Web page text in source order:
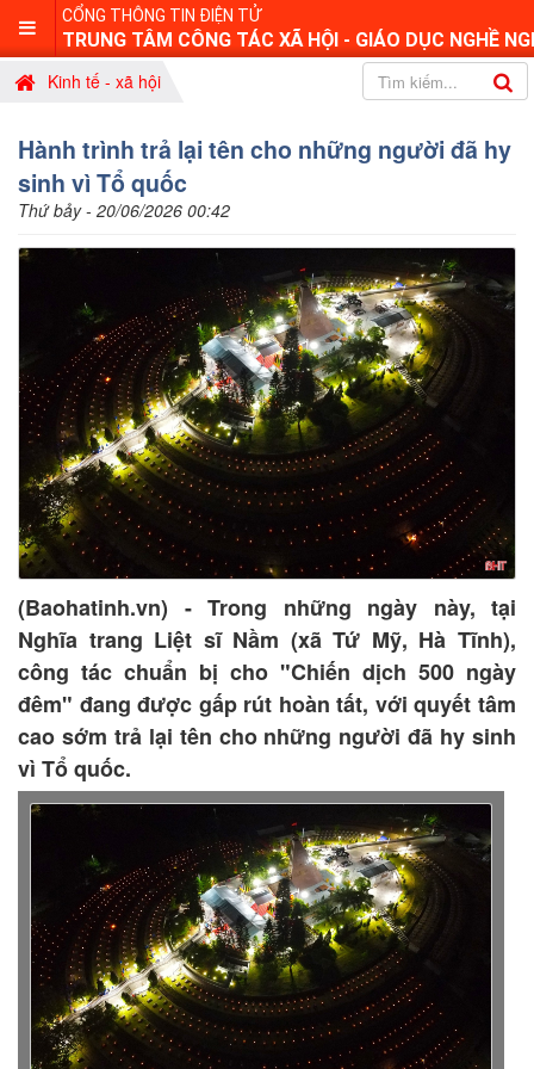
CỔNG THÔNG TIN ĐIỆN TỬ
TRUNG TÂM CÔNG TÁC XÃ HỘI - GIÁO DỤC NGHỀ
Kinh tế - xã hội
Hành trình trả lại tên cho những người đã hy
sinh vì Tổ quốc
Thứ bảy - 20/06/2026 00:42
(Baohatinh.vn) - Trong những ngày này, tại
Nghĩa trang Liệt sĩ Nầm (xã Tứ Mỹ, Hà Tĩnh),
công tác chuẩn bị cho "Chiến dịch 500 ngày
đêm" đang được gấp rút hoàn tất, với quyết tâm
cao sớm trả lại tên cho những người đã hy sinh
vì Tổ quốc.